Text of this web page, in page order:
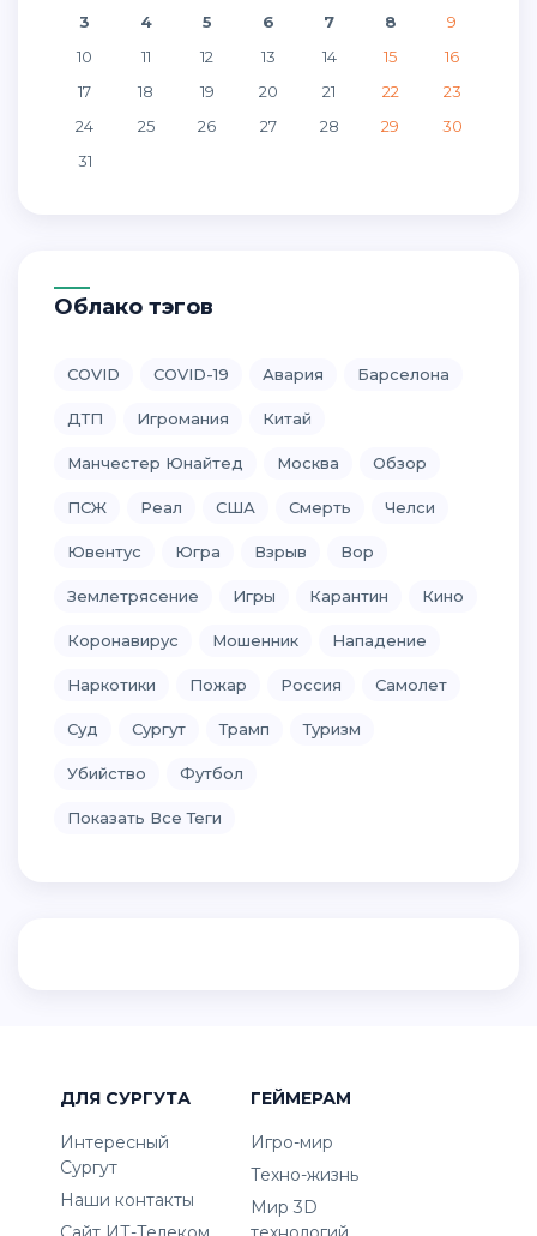
3
4 5 6 7 8
9
10
11 12 13 14 15
16
17
18 19 20 21 22
23
24
25 26 27 28 29
30
31
Облако тэгов
COVID COVID-19 Авария Барселона
ДТП Игромания Китай
Манчестер Юнайтед Москва Обзор
ПСЖ Реал США Смерть Челси
Ювентус Югра Взрыв Вор
Землетрясение Игры Карантин Кино
Коронавирус Мошенник Нападение
Наркотики Пожар Россия Самолет
Суд Сургут Трамп Туризм
Убийство Футбол
Показать Все Теги
ДЛЯ СУРГУТА
Интересный
Сургут
Наши контакты
ГЕЙМЕРАМ
Игро-мир
Техно-жизнь
Мир 3D